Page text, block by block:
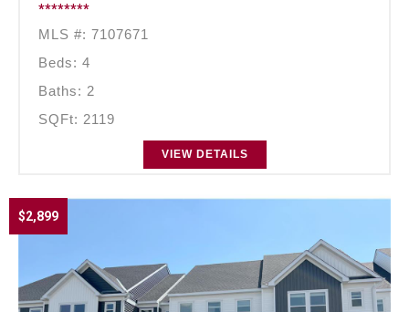
********
MLS #: 7107671
Beds: 4
Baths: 2
SQFt: 2119
VIEW DETAILS
$2,899